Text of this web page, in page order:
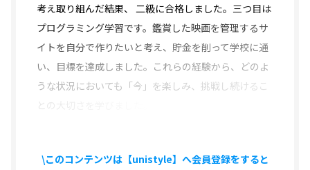
考え取り組んだ結果、 二級に合格しました。三つ目は
プログラミング学習です。鑑賞した映画を管理するサ
イトを自分で作りたいと考え、貯金を削って学校に通
い、目標を達成しました。これらの経験から、どのよ
うな状況においても「今」を楽しみ、挑戦し続けるこ
との大切さを学びました。
\このコンテンツは【unistyle】へ会員登録をすると